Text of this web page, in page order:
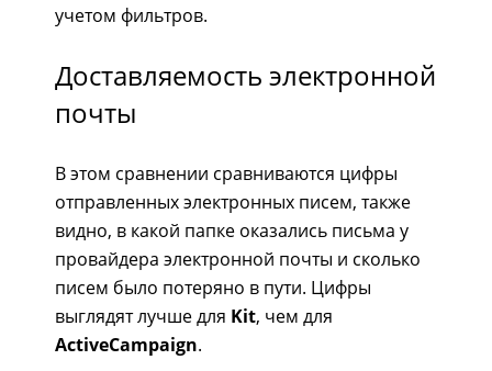
учетом фильтров.
Доставляемость электронной
почты
В этом сравнении сравниваются цифры
отправленных электронных писем, также
видно, в какой папке оказались письма у
провайдера электронной почты и сколько
писем было потеряно в пути. Цифры
выглядят лучше для Kit, чем для
ActiveCampaign.